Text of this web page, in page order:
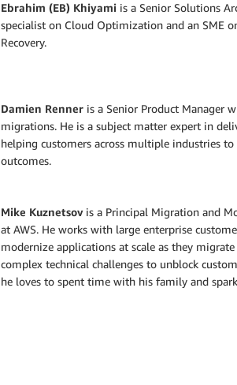
Ebrahim (EB) Khiyami is a Senior Solutions
specialist on Cloud Optimization and an SME
Recovery.
Damien Renner is a Senior Product Manager
migrations. He is a subject matter expert in
helping customers across multiple industries
outcomes.
Mike Kuznetsovis a Principal Migration and
at AWS. He works with large enterprise
modernize applications at scale as they
complex technical challenges to unblock
he loves to spent time with his family and